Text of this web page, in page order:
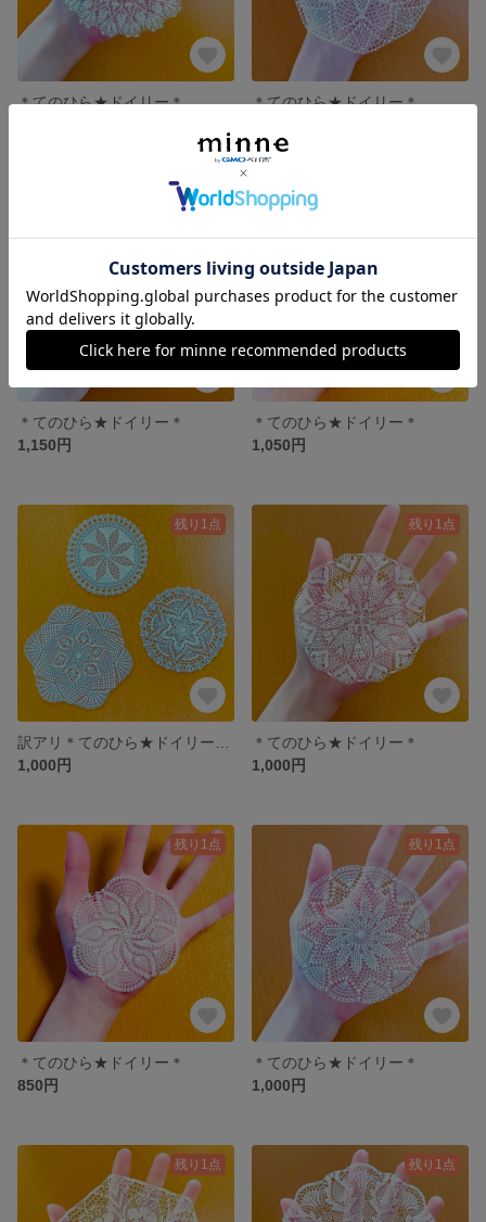
＊てのひら★ドイリー＊
＊てのひら★ドイリー＊
＊てのひら★ドイリー＊
1,150円
＊てのひら★ドイリー＊
1,050円
残り1点
1,000円
残り1点
＊てのひら★ドイリー＊
1,000円
残り1点
＊てのひら★ドイリー＊
850円
残り1点
＊てのひら★ドイリー＊
1,000円
残り1点 残り1点